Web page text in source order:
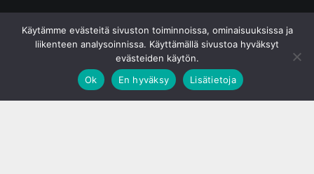
Käytämme evästeitä sivuston toiminnoissa, ominaisuuksissa ja
liikenteen analysoinnissa. Käyttämällä sivustoa hyväksyt
evästeiden käytön.
Ok
En hyväksy Lisätietoja